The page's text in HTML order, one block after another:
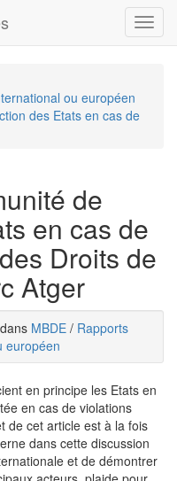
ou européen
des Etats en cas de
de
en cas de
Droits de
Atger
MBDE / Rapports
européen
en principe les Etats en
en cas de violations
de cet article est à la fois
dans cette discussion
et de démontrer